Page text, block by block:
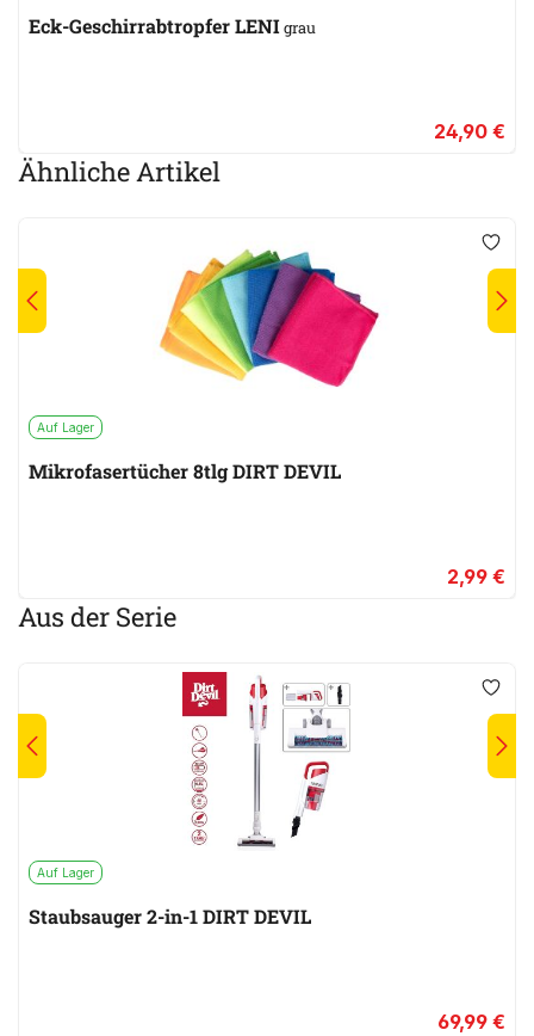
Eck-Geschirrabtropfer LENIgrau
24,90 €
Ähnliche Artikel
Auf Lager
Mikrofasertücher 8tlg DIRT DEVIL
2,99 €
Aus der Serie
Auf Lager
Staubsauger 2-in-1 DIRT DEVIL
69,99 €